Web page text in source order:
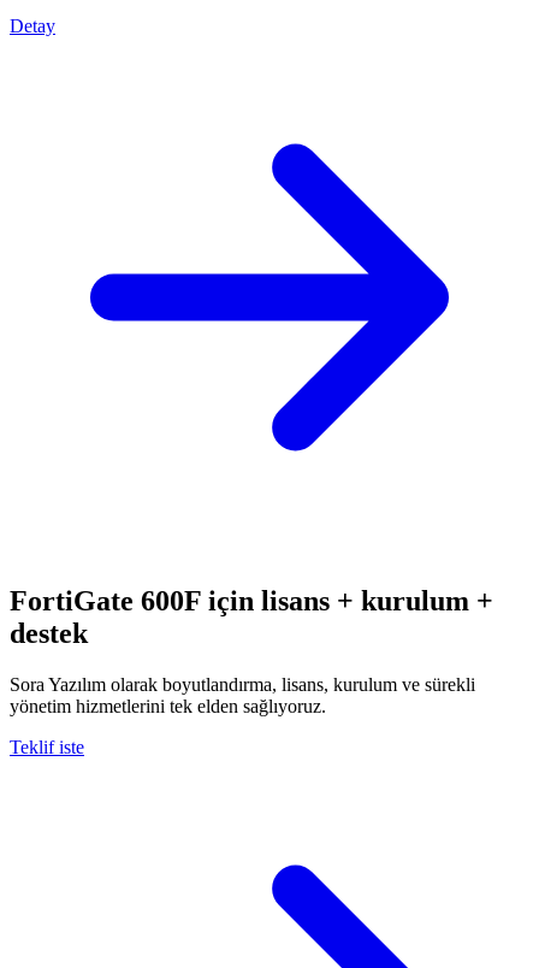
Detay
FortiGate 600F için lisans + kurulum +
destek
Sora Yazılım olarak boyutlandırma, lisans, kurulum ve sürekli
yönetim hizmetlerini tek elden sağlıyoruz.
Teklif iste